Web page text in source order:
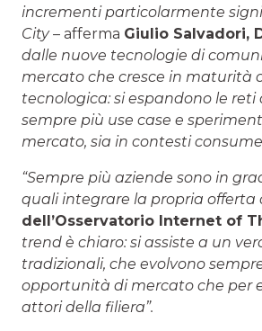
incrementi particolarmente
City– afferma Giulio Salvadori,
dalle nuove tecnologie di
mercato che cresce in maturità
tecnologica: si espandono le reti
sempre più use case e
mercato, sia in contesti
“Sempre più aziende sono in
quali integrare la propria offerta
dell’Osservatorio Internet of
trend è chiaro: si assiste a un
tradizionali, che evolvono
opportunità di mercato che per
attori della filiera”.